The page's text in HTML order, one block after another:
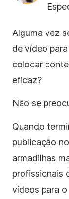
Alguma vez
de vídeo
colocar
eficaz?
Não se
Quando
publicação
armadilhas
profissionais
vídeos para